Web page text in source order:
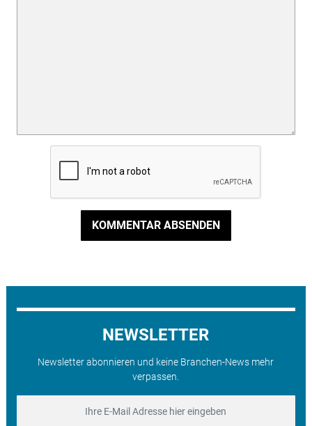
KOMMENTAR ABSENDEN
NEWSLETTER
Newsletter abonnieren und keine Branchen-News mehr
verpassen.